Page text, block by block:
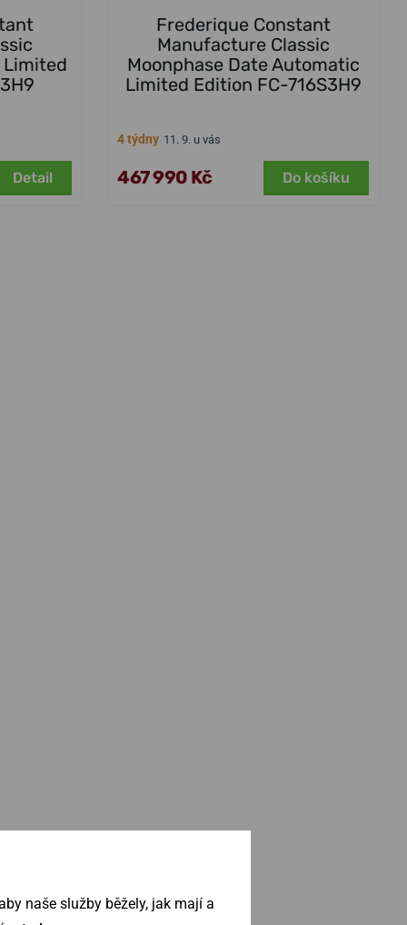
Detail
Frederique Constant
Manufacture Classic
Moonphase Date Automatic
Limited Edition FC-716S3H9
4 týdny 11. 9. u vás
467 990 Kč Do košíku
naše služby běžely, jak mají a